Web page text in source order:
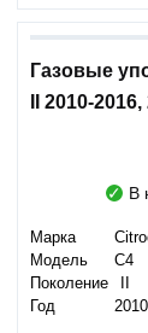
Газовые
II 2010-
В
Марка
Модель
C4
Поколение
Год